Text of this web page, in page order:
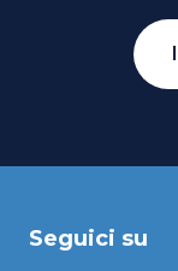
Seguici su